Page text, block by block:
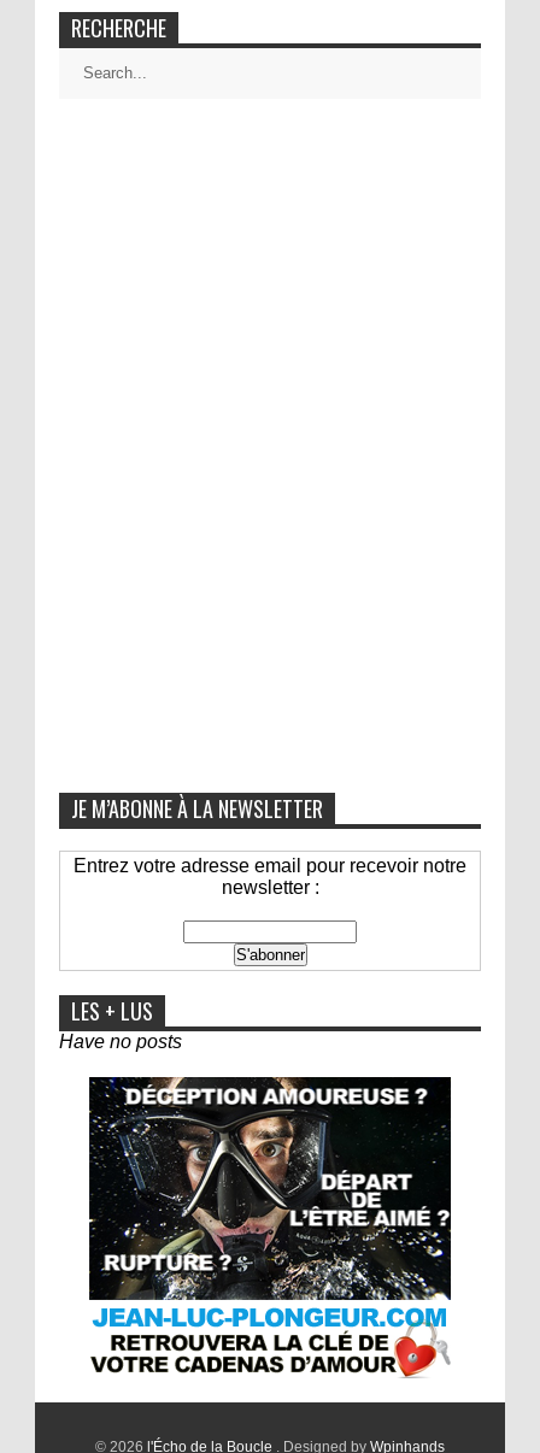
RECHERCHE
JE M’ABONNE À LA NEWSLETTER
Entrez votre adresse email pour recevoir notre
newsletter :
LES + LUS
Have no posts
© 2026 l'Écho de la Boucle . Designed by Wpinhands